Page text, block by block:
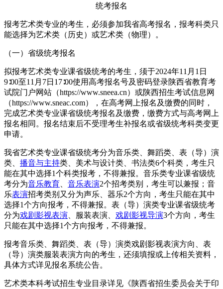
报考艺术类专业的考生，必须参加我省高考报名，报考科类只
能选择为艺术类（历史）或艺术类（物理）。
（一）省级统考报名
拟报考艺术类专业课省级统考的考生，须于2024年11月1日
9∶00至11月7日17∶00使用高考报名号及密码登录陕西省教育考
试院门户网站（https://www.sneea.cn）或陕西招生考试信息网
（https://www.sneac.com），在高考网上报名及缴费的同时，
完成艺术类专业课省级统考报名及缴费，缴费方式与高考网上
报名相同。报名结束后不受理考生补报名或省级统考科类变更
申请。
我省艺术类专业课省级统考分为音乐类、舞蹈类、表（导）演
类、 播音与主持类、美术与设计类、书法类6个科类，考生只
能在其中选择1个科类报考，不得兼报。音乐类专业课省级统
考分为音乐教育 音乐表演2个招考类别，考生可以兼报；音
乐表演招考类别又分为声乐、器乐2个方向，考生只能在其中
选择1个方向报考，不得兼报。表（导）演类专业课省级统考
分为戏剧影视表演 、服装表演、 戏剧影视导演3个方向，考生
只能在其中选择1个方向报考，不得兼报。
报考音乐类、舞蹈类、表（导）演类戏剧影视表演方向、表
（导）演类服装表演方向的考生，还须填报或上传相关资料，
具体方式详见报名系统公告。
艺术类本科考试招生专业目录详见《陕西省招生委员会关于印